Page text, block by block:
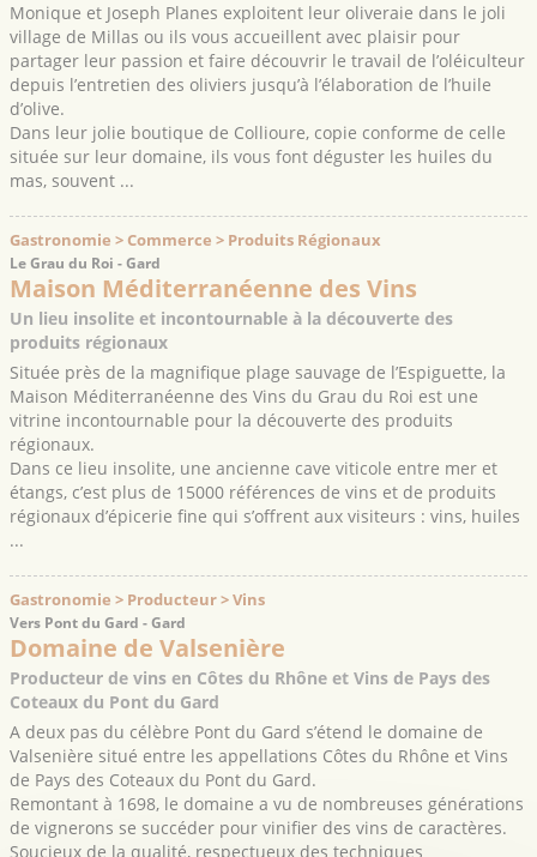
Monique et Joseph Planes exploitent leur oliveraie dans le joli
village de Millas ou ils vous accueillent avec plaisir pour
partager leur passion et faire découvrir le travail de l’oléiculteur
depuis l’entretien des oliviers jusqu’à l’élaboration de l’huile
d’olive.
Dans leur jolie boutique de Collioure, copie conforme de celle
située sur leur domaine, ils vous font déguster les huiles du
mas, souvent ...
Gastronomie > Commerce > Produits Régionaux
Le Grau du Roi - Gard
Maison Méditerranéenne des Vins
Un lieu insolite et incontournable à la découverte des
produits régionaux
Située près de la magnifique plage sauvage de l’Espiguette, la
Maison Méditerranéenne des Vins du Grau du Roi est une
vitrine incontournable pour la découverte des produits
régionaux.
Dans ce lieu insolite, une ancienne cave viticole entre mer et
étangs, c’est plus de 15000 références de vins et de produits
régionaux d’épicerie fine qui s’offrent aux visiteurs : vins, huiles
...
Gastronomie > Producteur > Vins
Vers Pont du Gard - Gard
Domaine de Valsenière
Producteur de vins en Côtes du Rhône et Vins de Pays des
Coteaux du Pont du Gard
A deux pas du célèbre Pont du Gard s’étend le domaine de
Valsenière situé entre les appellations Côtes du Rhône et Vins
de Pays des Coteaux du Pont du Gard.
Remontant à 1698, le domaine a vu de nombreuses générations
de vignerons se succéder pour vinifier des vins de caractères.
Soucieux de la qualité, respectueux des techniques